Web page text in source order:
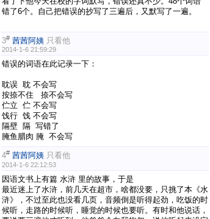
错了6个。自己把错误的抄写了三遍后，又默写了一遍。
3# 茜茜阿姨 只看他
2014-1-6 21:59:29
错误的词语在此记录一下：
耽误 耽 不会写
按捺不住 捺不会写
伫立 伫 不会写
饯行 饯 不会写
隔壁 隔 写错了
腌鱼腊肉 腌 不会写
4# 茜茜阿姨 只看他
2014-1-6 22:12:53
因语文书上有篇 水浒 里的故事，于是
最近迷上了水浒，前几天在超市，啥都没要，只挑了本《水
浒》，不过至此也没看几页，音频倒是听得起劲，吃饭的时
候听，走路的时候听，睡觉的时候也要听。有时和他说话，